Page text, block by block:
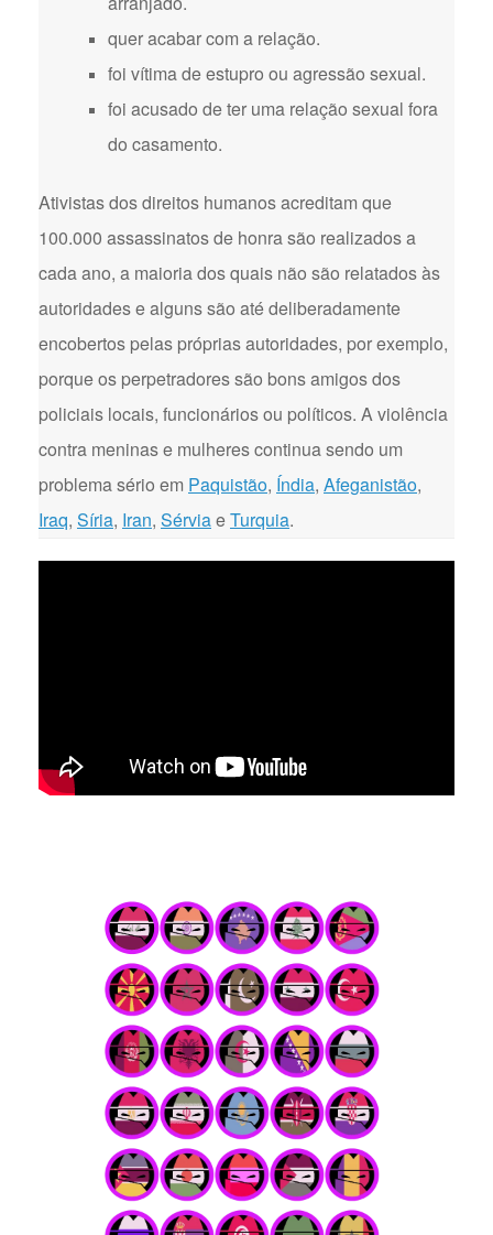
quer acabar com a relação.
foi vítima de estupro ou agressão sexual.
foi acusado de ter uma relação sexual fora
do casamento.
Ativistas dos direitos humanos acreditam que
100.000 assassinatos de honra são realizados a
cada ano, a maioria dos quais não são relatados às
autoridades e alguns são até deliberadamente
encobertos pelas próprias autoridades, por exemplo,
porque os perpetradores são bons amigos dos
policiais locais, funcionários ou políticos. A violência
contra meninas e mulheres continua sendo um
problema sério em Paquistão, Índia, Afeganistão,
Iraq, Síria, Iran, SérviaeTurquia.